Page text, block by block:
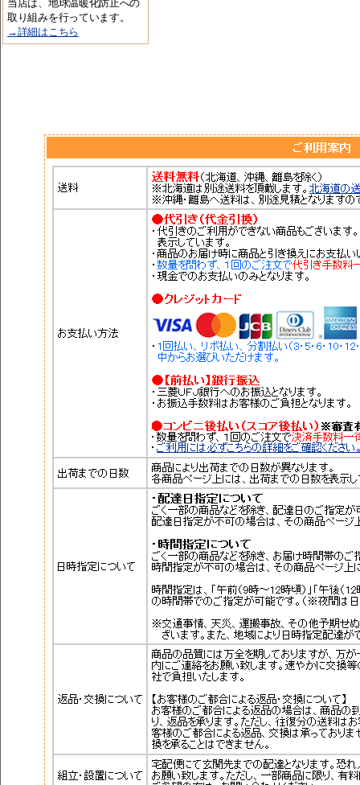
当店は、地球温暖化防止への
取り組みを行っています。
→詳細はこちら